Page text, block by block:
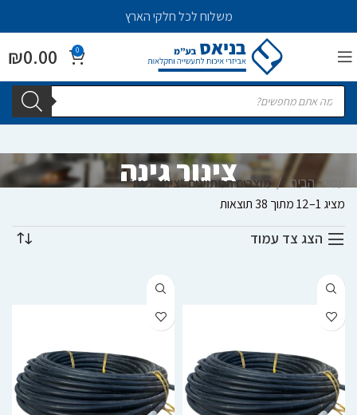
משלוח לכל חלקי הארץ
0
₪0.00
צינור גינה עמוד הבית
מוצרים המתויגים “צינור גינה”
מציג 1–12 מתוך 38 תוצאות
הצג צד עמוד